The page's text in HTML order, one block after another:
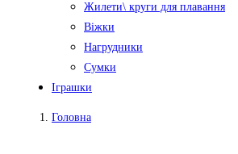
Жилети\ круги для плавання
Віжки
Нагрудники
Сумки
Іграшки
Головна